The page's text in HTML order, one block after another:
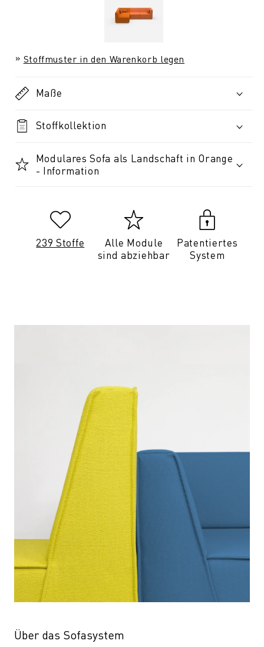
Stoffmuster in den Warenkorb legen
Maße
Stoffkollektion
Modulares Sofa als Landschaft in Orange
- Information
239 Stoffe
Alle Module
sind abziehbar
Patentiertes
System
Über das Sofasystem